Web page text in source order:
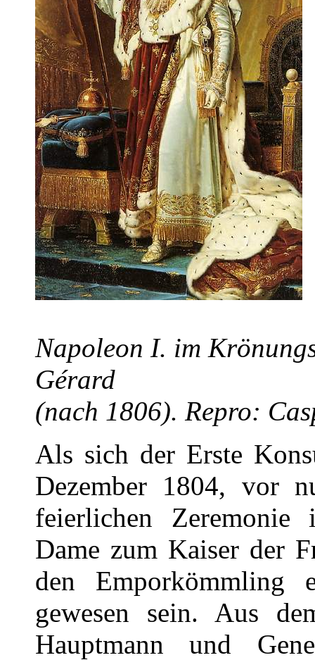
Napoleon I. im
Gérard
(nach 1806). Repro:
Als sich der Erste
Dezember 1804, vor
feierlichen
Dame zum Kaiser der
den Emporkömmling
gewesen sein. Aus
Hauptmann und